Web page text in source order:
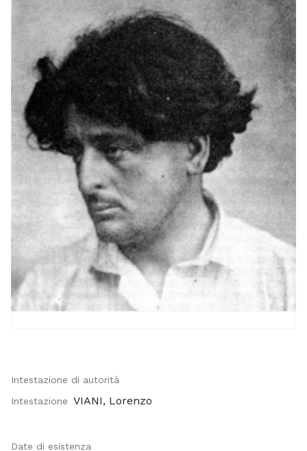
Intestazione di autorità
Intestazione VIANI, Lorenzo
Date di esistenza